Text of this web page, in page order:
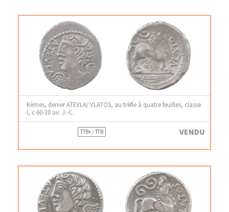
Rèmes, denier ATEVLA/ VLATOS, au trèfle à quatre feuilles, classe
I, c.60-30 av. J.-C.
TTB+ / TTB VENDU